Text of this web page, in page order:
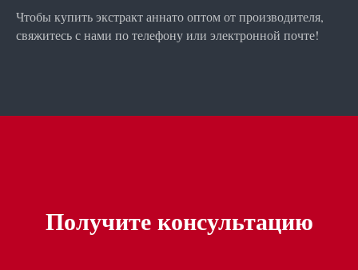
Чтобы купить экстракт аннато оптом от производителя,
свяжитесь с нами по телефону или электронной почте!
Получите консультацию